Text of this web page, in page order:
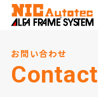
お問い合わせ
Contact